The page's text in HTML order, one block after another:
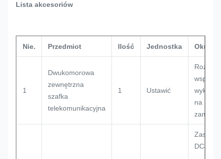
Lista akcesoriów
Nie. Przedmiot Ilość Jednostka Okular
1
Dwukomorowa
zewnętrzna
szafka
telekomunikacyjna
1 Ustawić
na
DC48V